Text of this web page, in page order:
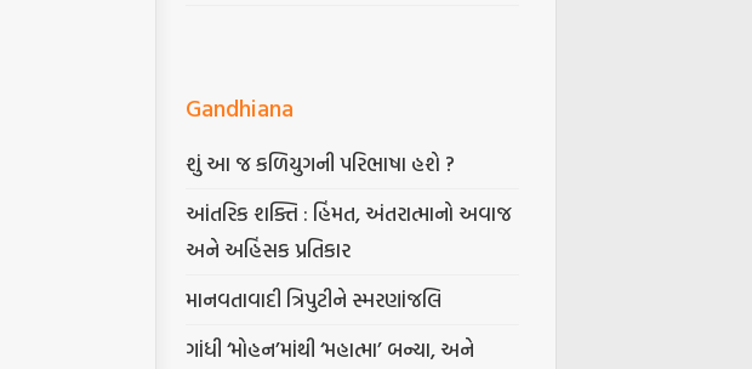
Gandhiana
શું આ જ કળિયુગની પરિભાષા હશે ?
આંતરિક શક્તિ : હિંમત, અંતરાત્માનો અવાજ
અને અહિંસક પ્રતિકાર
માનવતાવાદી ત્રિપુટીને સ્મરણાંજલિ
ગાંધી ‘મોહન’માંથી ‘મહાત્મા’ બન્યા, અને